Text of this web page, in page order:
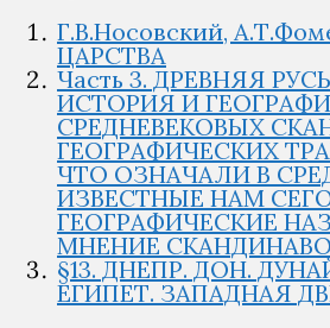
Г.В.Носовский,
ЦАРСТВА
Часть 3. ДРЕВНЯЯ
ИСТОРИЯ И
СРЕДНЕВЕКОВЫХ
ГЕОГРАФИЧЕСКИХ
ЧТО ОЗНАЧАЛИ В
ИЗВЕСТНЫЕ НАМ
ГЕОГРАФИЧЕСКИЕ
МНЕНИЕ
§13. ДНЕПР. ДОН.
ЕГИПЕТ. ЗАПАДНАЯ